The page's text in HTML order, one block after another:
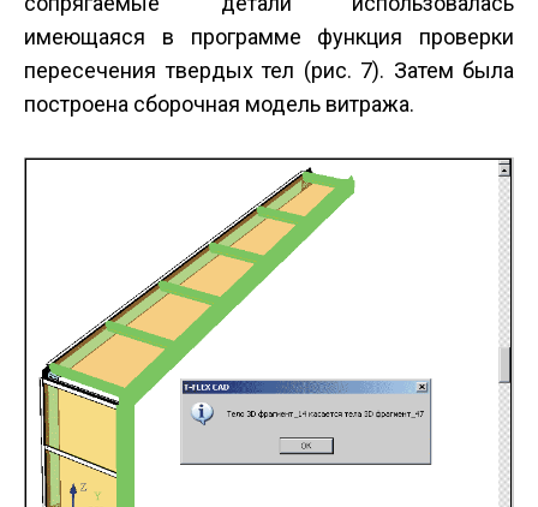
имеющаяся в программе функция проверки
пересечения твердых тел (рис. 7). Затем была
построена сборочная модель витража.